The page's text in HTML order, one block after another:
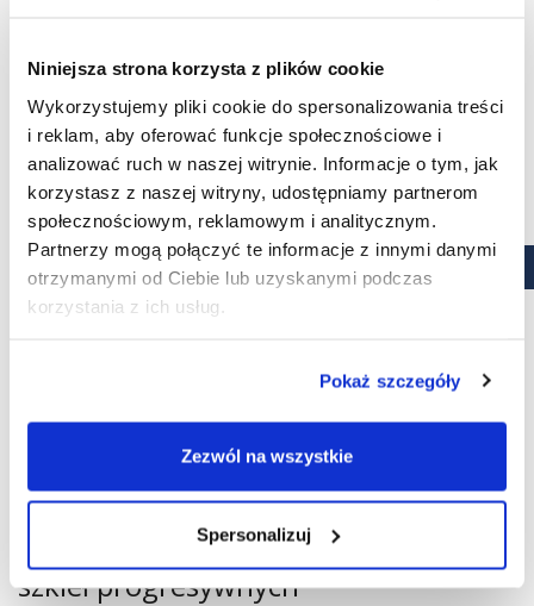
Niniejsza strona korzysta z plików cookie
Wykorzystujemy pliki cookie do spersonalizowania treści
i reklam, aby oferować funkcje społecznościowe i
analizować ruch w naszej witrynie. Informacje o tym, jak
korzystasz z naszej witryny, udostępniamy partnerom
społecznościowym, reklamowym i analitycznym.
Partnerzy mogą połączyć te informacje z innymi danymi
otrzymanymi od Ciebie lub uzyskanymi podczas
korzystania z ich usług.
Pokaż szczegóły
Zezwól na wszystkie
Spersonalizuj
jednodniowych pielęgnacja w ogóle nie jest wymagana, ponieważ
po całodziennym użytkowaniu, wystarczy je wyrzucić. Natomiast
szkła miesięczne powinny być czyszczone oraz przechowywane
w specjalnym płynie dezynfekującym.
Umyj i wysusz ręce zawsze przed dotknięciem soczewki
kontaktowej.
Po wyjęciu soczewki progresywnej z oka nanieś na nią
płyn dezynfekujący i przetrzyj jej powierzchnię z obu
stron.
pojemniku, wypełnionym płynem dezynfekującym.
Pamiętaj o wymianie pojemnika. Z jednego możesz
korzystać od 30 do 90 dni.
Sklep internetowy – nasza oferta
szkieł progresywnych